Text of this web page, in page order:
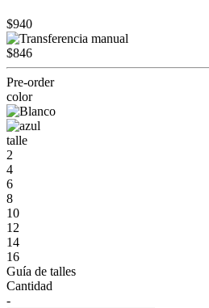
$940
$846
Pre-order
color
talle
2
4
6
8
10
12
14
16
Guía de talles
Cantidad
-